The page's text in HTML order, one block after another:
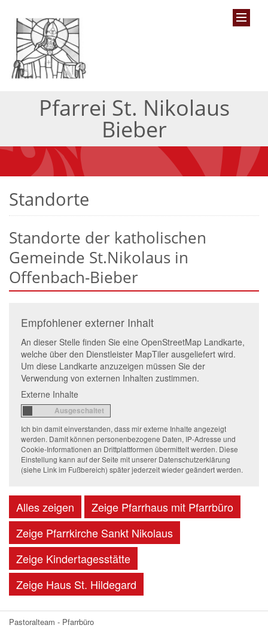
Pfarrei St. Nikolaus
Bieber
Standorte
Standorte der katholischen
Gemeinde St.Nikolaus in
Offenbach-Bieber
Empfohlener externer Inhalt
An dieser Stelle finden Sie eine OpenStreetMap Landkarte,
welche über den Dienstleister MapTiler ausgeliefert wird.
Um diese Landkarte anzuzeigen müssen Sie der
Verwendung von externen Inhalten zustimmen.
Externe Inhalte
Ich bin damit einverstanden, dass mir externe Inhalte angezeigt
werden. Damit können personenbezogene Daten, IP-Adresse und
Cookie-Informationen an Drittplattformen übermittelt werden. Diese
Einstellung kann auf der Seite mit unserer Datenschutzerklärung
(siehe Link im Fußbereich) später jederzeit wieder geändert werden.
Alles zeigen
Zeige Pfarrhaus mit Pfarrbüro
Zeige Pfarrkirche Sankt Nikolaus
Zeige Kindertagesstätte
Zeige Haus St. Hildegard
Pastoralteam - Pfarrbüro